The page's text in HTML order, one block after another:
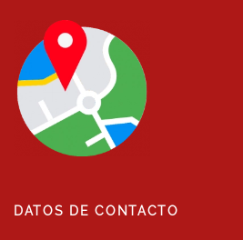
DATOS DE CONTACTO